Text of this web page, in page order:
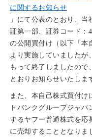
に関するお知らせ
」にて公表のとおり、
証第一部、証券コード：
の公開買付け（以下「本
より実施していましたが
もって終了しましたので
とおりお知らせいたしま
また、本自己株式買付け
トバンクグループジャ
するヤフー普通株式を応
に売却することとなりま